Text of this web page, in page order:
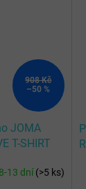
908 Kč
–50 %
JOMA
T-SHIRT
13 dní(>5 ks)